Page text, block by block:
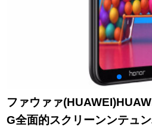
ファウァァ
G全面的スクリーンンテュ